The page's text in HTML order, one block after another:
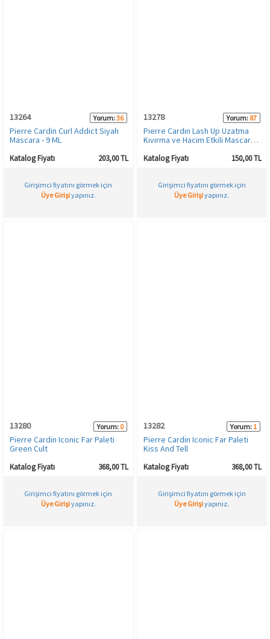
13264 Yorum:36
Pierre Cardin Curl Addict Siyah
Mascara - 9 ML
Katalog Fiyatı 203,00 TL
Girişimci fiyatını görmek için
Üye Girişiyapınız.
13278 Yorum: 87
Pierre Cardin Lash Up Uzatma
Kıvırma ve Hacim Etkili Mascara -
Katalog Fiyatı 150,00 TL
Girişimci fiyatını görmek için
Üye Girişiyapınız.
13280 Yorum: 0
Pierre Cardin Iconic Far Paleti
Green Cult
Katalog Fiyatı 368,00 TL
Girişimci fiyatını görmek için
Üye Girişiyapınız.
13282 Yorum: 1
Pierre Cardin Iconic Far Paleti
Kiss And Tell
Katalog Fiyatı 368,00 TL
Girişimci fiyatını görmek için
Üye Girişiyapınız.